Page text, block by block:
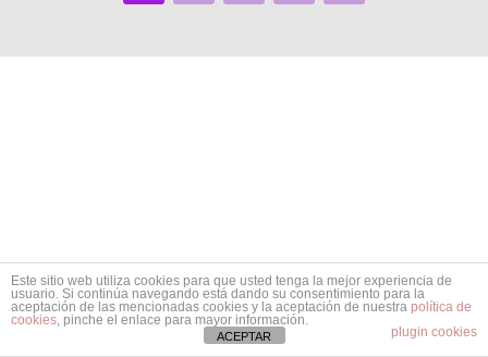
Este sitio web utiliza cookies para que usted tenga la mejor experiencia de
usuario. Si continúa navegando está dando su consentimiento para la
aceptación de las mencionadas cookies y la aceptación de nuestra política de
cookies, pinche el enlace para mayor información.
plugin cookies
ACEPTAR